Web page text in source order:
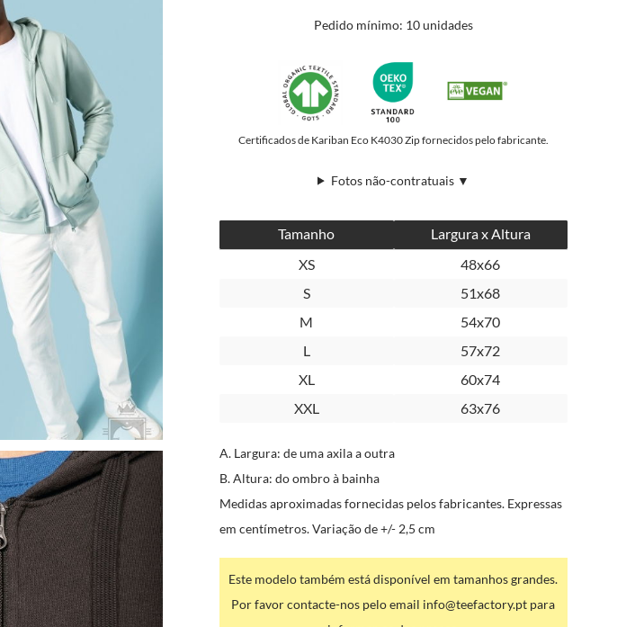
Pedido mínimo: 10 unidades
Certificados de Kariban Eco K4030 Zip fornecidos pelo fabricante.
Fotos não-contratuais ▼
Tamanho
Largura x Altura
XS
48x66
S
51x68
M
54x70
L
57x72
XL
60x74
XXL
63x76
A. Largura: de uma axila a outra
B. Altura: do ombro à bainha
Medidas aproximadas fornecidas pelos fabricantes. Expressas
em centímetros. Variação de +/- 2,5 cm
Este modelo também está disponível em tamanhos grandes.
Por favor contacte-nos pelo email info@teefactory.pt para